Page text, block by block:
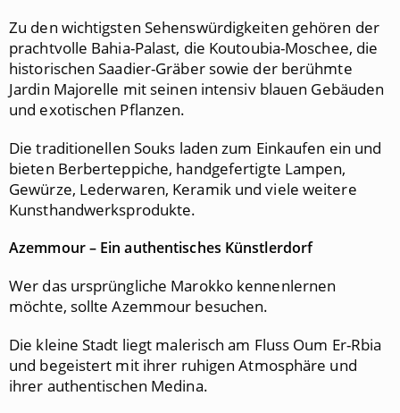
Zu den wichtigsten Sehenswürdigkeiten gehören der
prachtvolle Bahia-Palast, die Koutoubia-Moschee, die
historischen Saadier-Gräber sowie der berühmte
Jardin Majorelle mit seinen intensiv blauen Gebäuden
und exotischen Pflanzen.
Die traditionellen Souks laden zum Einkaufen ein und
bieten Berberteppiche, handgefertigte Lampen,
Gewürze, Lederwaren, Keramik und viele weitere
Kunsthandwerksprodukte.
Azemmour – Ein authentisches Künstlerdorf
Wer das ursprüngliche Marokko kennenlernen
möchte, sollte Azemmour besuchen.
Die kleine Stadt liegt malerisch am Fluss Oum Er-Rbia
und begeistert mit ihrer ruhigen Atmosphäre und
ihrer authentischen Medina.